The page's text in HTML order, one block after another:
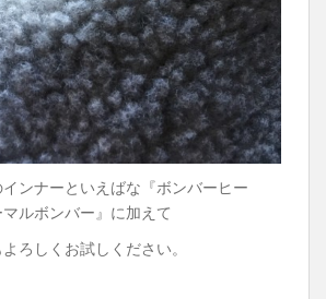
ンナーといえばな『ボンバーヒー
ルボンバー』に加えて
ろしくお試しください。